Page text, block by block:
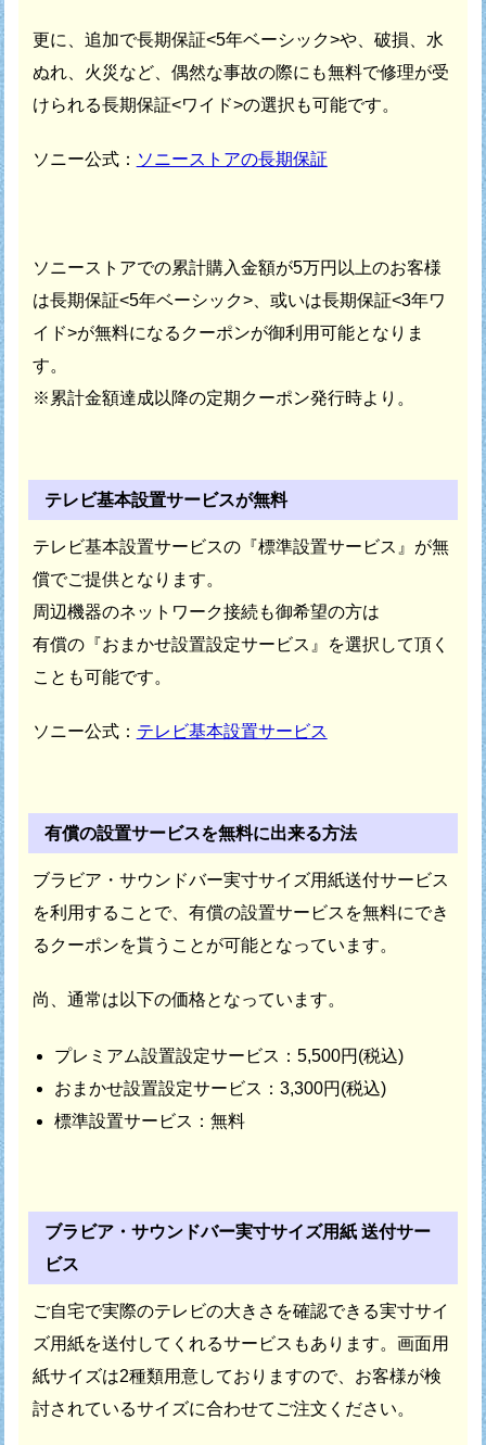
更に、追加で長期保証<5年ベーシック>や、破損、水
ぬれ、火災など、 偶然な事故の際にも無料で修理が受
けられる長期保証<ワイド>の選択も可能です。
ソニー公式： ソニーストアの長期保証
ソニーストアでの累計購入金額が5万円以上のお客様
は長期保証<5年ベーシック>、或いは長期保証<3年ワ
イド>が無料になるクーポンが御利用可能となりま
す。
※累計金額達成以降の定期クーポン発行時より。
テレビ基本設置サービスが無料
テレビ基本設置サービスの『標準設置サービス』が無
償でご提供となります。
周辺機器のネットワーク接続も御希望の方は
有償の『おまかせ設置設定サービス』を選択して頂く
ことも可能です。
ソニー公式： テレビ基本設置サービス
有償の設置サービスを無料に出来る方法
ブラビア・サウンドバー実寸サイズ用紙送付サービス
を利用することで、 有償の設置サービスを無料にでき
るクーポンを貰うことが可能となっています。
尚、通常は以下の価格となっています。
プレミアム設置設定サービス：5,500円(税込)
おまかせ設置設定サービス：3,300円(税込)
標準設置サービス：無料
ブラビア・サウンドバー実寸サイズ用紙 送付サー
ビス
ご自宅で実際のテレビの大きさを確認できる実寸サイ
ズ用紙を送付してくれるサービスもあります。 画面用
紙サイズは2種類用意しておりますので、 お客様が検
討されているサイズに合わせてご注文ください。